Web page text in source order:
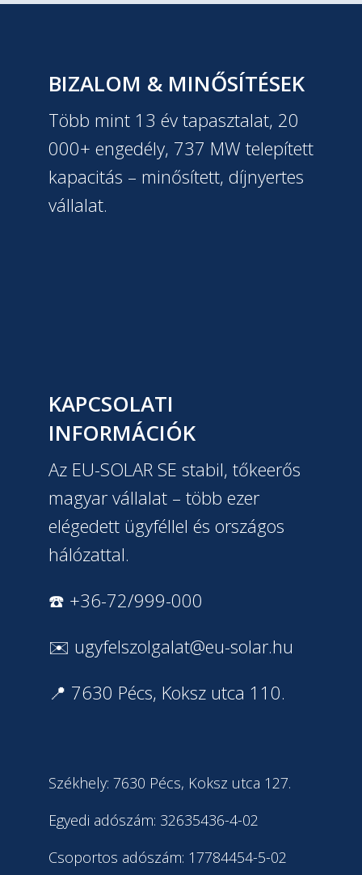
BIZALOM & MINŐSÍTÉSEK
Több mint 13 év tapasztalat, 20
000+ engedély, 737 MW telepített
kapacitás – minősített, díjnyertes
vállalat.
KAPCSOLATI
INFORMÁCIÓK
Az EU-SOLAR SE stabil, tőkeerős
magyar vállalat – több ezer
elégedett ügyféllel és országos
hálózattal.
☎️ +36-72/999-000
✉️ ugyfelszolgalat@eu-solar.hu
📍 7630 Pécs, Koksz utca 110.
Székhely: 7630 Pécs, Koksz utca 127.
Egyedi adószám: 32635436-4-02
Csoportos adószám: 17784454-5-02